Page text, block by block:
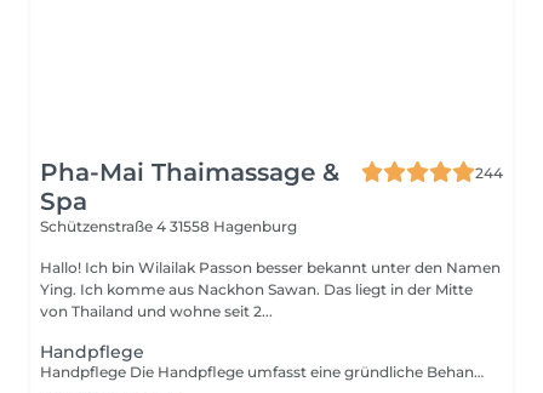
Pha-Mai Thaimassage &
Spa
244
Schützenstraße 4 31558 Hagenburg
Hallo! Ich bin Wilailak Passon besser bekannt unter den Namen
Ying. Ich komme aus Nackhon Sawan. Das liegt in der Mitte
von Thailand und wohne seit 2...
Handpflege
Handpflege Die Handpflege umfasst eine gründliche Behandlung Ihrer Hände und Nägel, bei der die Haut gepflegt und die Nägel formschön gefeilt werden. Die Pflege wird mit einer beruhigenden Handmassage abgerundet. Sie haben die Möglichkeit, die Behandlung mit verschiedenen Lackoptionen zu kombinieren: